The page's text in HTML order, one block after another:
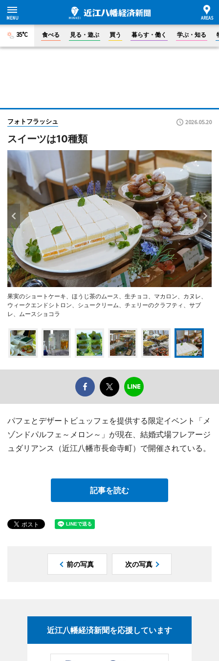
35°C 食べる 見る・遊ぶ 買う 暮らす・働く 学ぶ・知る
フォトフラッシュ 2026.05.20
スイーツは10種類
果実のショートケーキ、ほうじ茶のムース、生チョコ、マカロン、カヌレ、
ウィークエンドシトロン、シュークリーム、チェリーのクラフティ、サブ
レ、ムースショコラ
パフェとデザートビュッフェを提供する限定イベント「メ
ゾンドパルフェ～メロン～」が現在、結婚式場フレアージ
ュダリアンス（近江八幡市長命寺町）で開催されている。
記事を読む
前の写真 次の写真
近江八幡経済新聞を応援しています